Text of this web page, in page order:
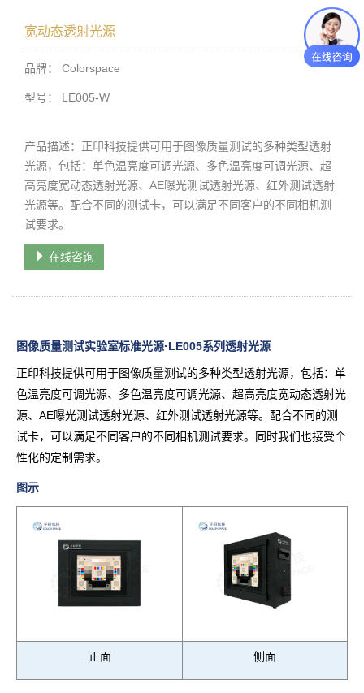
宽动态透射光源
品牌： Colorspace
型号： LE005-W
产品描述：正印科技提供可用于图像质量测试的多种类型透射
光源，包括：单色温亮度可调光源、多色温亮度可调光源、超
高亮度宽动态透射光源、AE曝光测试透射光源、红外测试透射
光源等。配合不同的测试卡，可以满足不同客户的不同相机测
试要求。
在线咨询
图像质量测试实验室标准光源·LE005系列透射光源
正印科技提供可用于图像质量测试的多种类型透射光源，包括：单
色温亮度可调光源、多色温亮度可调光源、超高亮度宽动态透射光
源、AE曝光测试透射光源、红外测试透射光源等。配合不同的测
试卡，可以满足不同客户的不同相机测试要求。同时我们也接受个
性化的定制需求。
图示
正面 侧面